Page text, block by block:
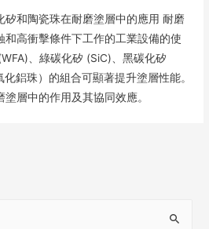
矽和陶瓷珠在耐磨塗層中的應用 耐磨
和高衝擊條件下工作的工業設備的使
、綠碳化矽 (SiC)、黑碳化矽
鋁珠）的組合可顯著提升塗層性能。
層中的作用及其協同效應。